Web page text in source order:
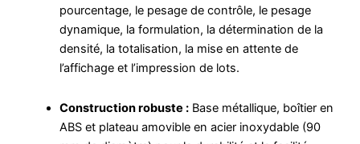
pourcentage, le pesage de contrôle, le pesage
dynamique, la formulation, la détermination de la
densité, la totalisation, la mise en attente de
l’affichage et l’impression de lots.
Construction robuste : Base métallique, boîtier en
ABS et plateau amovible en acier inoxydable (90